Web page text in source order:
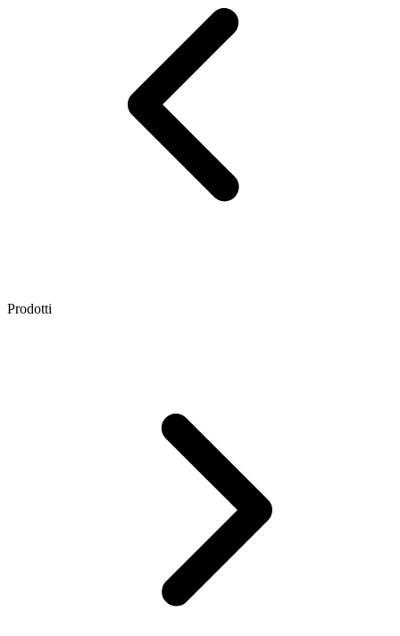
Prodotti